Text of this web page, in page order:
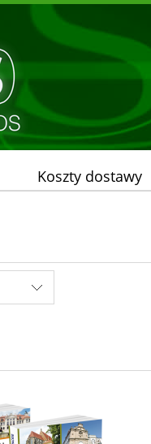
Koszty dostawy